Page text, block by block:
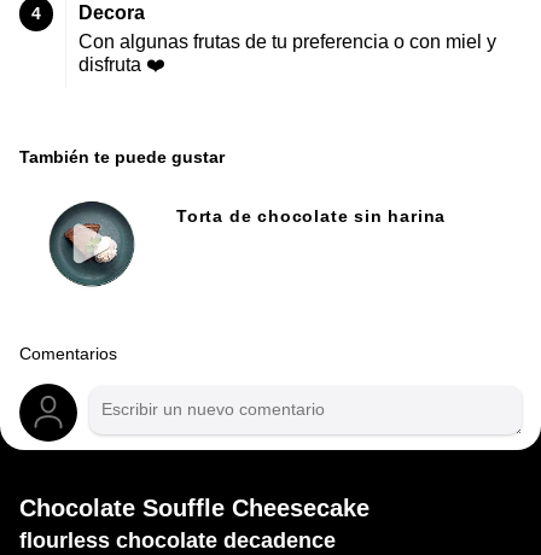
4
Decora
Con algunas frutas de tu preferencia o con miel y
disfruta ❤️
También te puede gustar
Torta de chocolate sin harina
Comentarios
Chocolate Souffle Cheesecake
flourless chocolate decadence